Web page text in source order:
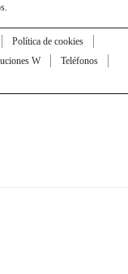
Política de cookies
W
Teléfonos